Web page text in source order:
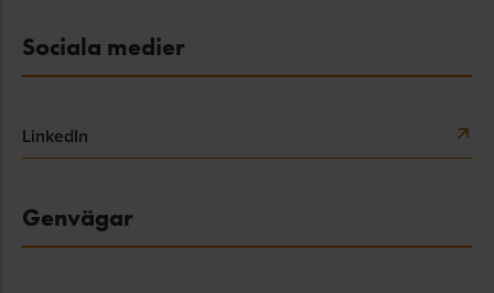
Sociala medier
LinkedIn
Genvägar